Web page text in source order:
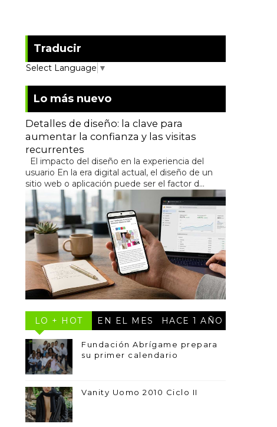
Traducir
Select Language ▼
Lo más nuevo
Detalles de diseño: la clave para
aumentar la confianza y las visitas
recurrentes
El impacto del diseño en la experiencia del
usuario En la era digital actual, el diseño de un
sitio web o aplicación puede ser el factor d...
LO + HOT EN EL MES HACE 1 AÑO
Fundación Abrígame prepara
su primer calendario
Vanity Uomo 2010 Ciclo II